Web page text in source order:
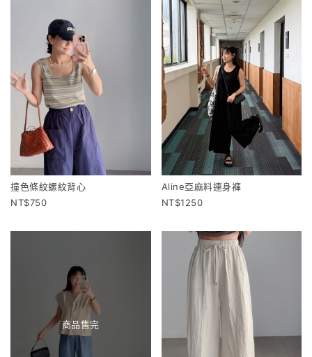
撞色條紋螺紋背心
750
Aline亞麻料連身褲
1250
商品售完